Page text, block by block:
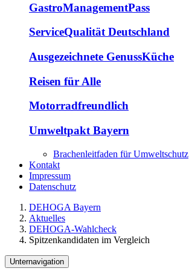
GastroManagementPass
ServiceQualität Deutschland
Ausgezeichnete GenussKüche
Reisen für Alle
Motorradfreundlich
Umweltpakt Bayern
Brachenleitfaden für Umweltschutz
Kontakt
Impressum
Datenschutz
DEHOGA Bayern
Aktuelles
DEHOGA-Wahlcheck
Spitzenkandidaten im Vergleich
Unternavigation